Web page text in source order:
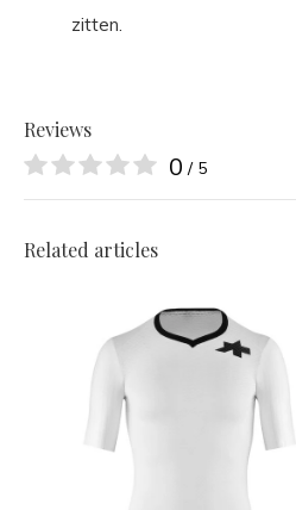
zitten.
Reviews
0 / 5
Related articles